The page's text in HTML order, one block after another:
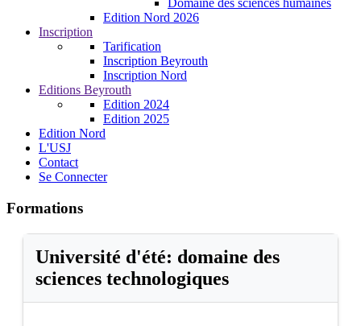
Domaine des sciences humaines
Edition Nord 2026
Inscription
Tarification
Inscription Beyrouth
Inscription Nord
Editions Beyrouth
Edition 2024
Edition 2025
Edition Nord
L'USJ
Contact
Se Connecter
Formations
Université d'été: domaine des
sciences technologiques